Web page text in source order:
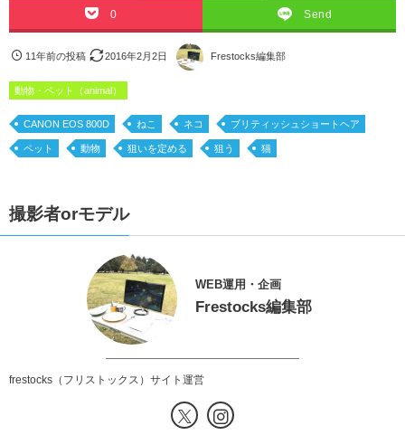
0 Send
11年前の投稿 2016年2月2日 Frestocks編集部
動物・ペット（animal）
CANON EOS 800D ねこ ネコ ブリティッシュショートヘア
ペット 動物 狙いを定める 狙う 猫
撮影者orモデル
WEB運用・企画
Frestocks編集部
frestocks（フリストックス）サイト運営